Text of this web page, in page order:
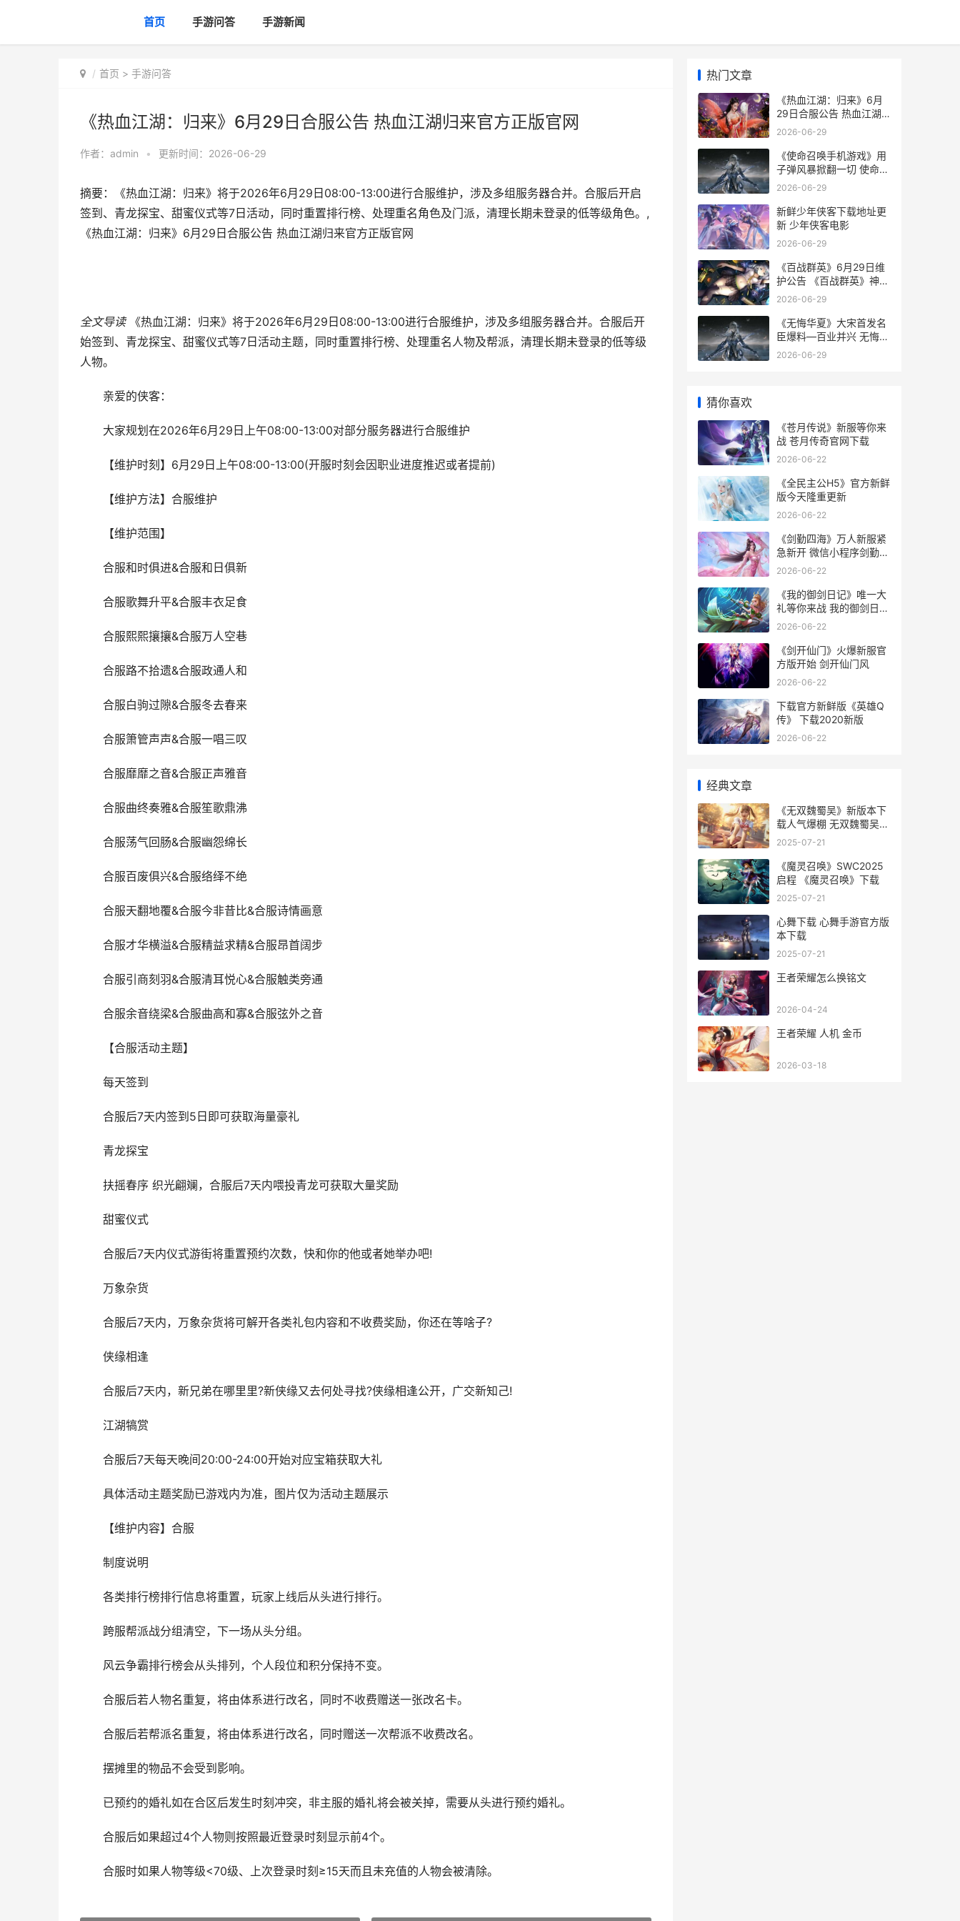
首页 手游问答 手游新闻
首页 > 手游问答
《热血江湖：归来》6月29日合服公告 热血江湖归来官方正版官网
作者： admin • 更新时间：2026-06-29
摘要：《热血江湖：归来》将于2026年6月29日08:00-13:00进行合服维护，涉及多组服务器合并。合服后开启
签到、青龙探宝、甜蜜仪式等7日活动，同时重置排行榜、处理重名角色及门派，清理长期未登录的低等级角色。,
《热血江湖：归来》6月29日合服公告 热血江湖归来官方正版官网
全文导读《热血江湖：归来》将于2026年6月29日08:00-13:00进行合服维护，涉及多组服务器合并。合服后开
始签到、青龙探宝、甜蜜仪式等7日活动主题，同时重置排行榜、处理重名人物及帮派，清理长期未登录的低等级
人物。
亲爱的侠客：
大家规划在2026年6月29日上午08:00-13:00对部分服务器进行合服维护
【维护时刻】6月29日上午08:00-13:00(开服时刻会因职业进度推迟或者提前)
【维护方法】合服维护
【维护范围】
合服和时俱进&合服和日俱新
合服歌舞升平&合服丰衣足食
合服熙熙攘攘&合服万人空巷
合服路不拾遗&合服政通人和
合服白驹过隙&合服冬去春来
合服箫管声声&合服一唱三叹
合服靡靡之音&合服正声雅音
合服曲终奏雅&合服笙歌鼎沸
合服荡气回肠&合服幽怨绵长
合服百废俱兴&合服络绎不绝
合服天翻地覆&合服今非昔比&合服诗情画意
合服才华横溢&合服精益求精&合服昂首阔步
合服引商刻羽&合服清耳悦心&合服触类旁通
合服余音绕梁&合服曲高和寡&合服弦外之音
【合服活动主题】
每天签到
合服后7天内签到5日即可获取海量豪礼
青龙探宝
扶摇春序 织光翩斓，合服后7天内喂投青龙可获取大量奖励
甜蜜仪式
合服后7天内仪式游街将重置预约次数，快和你的他或者她举办吧!
万象杂货
合服后7天内，万象杂货将可解开各类礼包内容和不收费奖励，你还在等啥子?
侠缘相逢
合服后7天内，新兄弟在哪里里?新侠缘又去何处寻找?侠缘相逢公开，广交新知己!
江湖犒赏
合服后7天每天晚间20:00-24:00开始对应宝箱获取大礼
具体活动主题奖励已游戏内为准，图片仅为活动主题展示
【维护内容】合服
制度说明
各类排行榜排行信息将重置，玩家上线后从头进行排行。
跨服帮派战分组清空，下一场从头分组。
风云争霸排行榜会从头排列，个人段位和积分保持不变。
合服后若人物名重复，将由体系进行改名，同时不收费赠送一张改名卡。
合服后若帮派名重复，将由体系进行改名，同时赠送一次帮派不收费改名。
摆摊里的物品不会受到影响。
已预约的婚礼如在合区后发生时刻冲突，非主服的婚礼将会被关掉，需要从头进行预约婚礼。
合服后如果超过4个人物则按照最近登录时刻显示前4个。
合服时如果人物等级<70级、上次登录时刻≥15天而且未充值的人物会被清除。
热门文章
《热血江湖：归来》6月
29日合服公告 热血江湖
归来官方正版官网
2026-06-29
《使命召唤手机游戏》用
子弹风暴掀翻一切 使命召
唤手机版单机游戏
2026-06-29
新鲜少年侠客下载地址更
新 少年侠客电影
2026-06-29
《百战群英》6月29日维
护公告 《百战群英》神将
获得
2026-06-29
《无悔华夏》大宋首发名
臣爆料—百业并兴 无悔华
夏大宋
2026-06-29
猜你喜欢
《苍月传说》新服等你来
战 苍月传奇官网下载
2026-06-22
《全民主公H5》官方新鲜
版今天隆重更新
2026-06-22
《剑勤四海》万人新服紧
急新开 微信小程序剑勤四
海攻略
2026-06-22
《我的御剑日记》唯一大
礼等你来战 我的御剑日记
剑印怎么升神品
2026-06-22
《剑开仙门》火爆新服官
方版开始 剑开仙门风
2026-06-22
下载官方新鲜版《英雄Q
传》 下载2020新版
2026-06-22
经典文章
《无双魏蜀吴》新版本下
载人气爆棚 无双魏蜀吴最
强天命阵容
2025-07-21
《魔灵召唤》SWC2025
启程 《魔灵召唤》下载
2025-07-21
心舞下载 心舞手游官方版
本下载
2025-07-21
王者荣耀怎么换铭文
2026-04-24
王者荣耀 人机 金币
2026-03-18